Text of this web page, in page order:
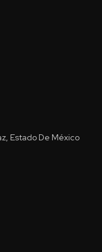
Estado De México